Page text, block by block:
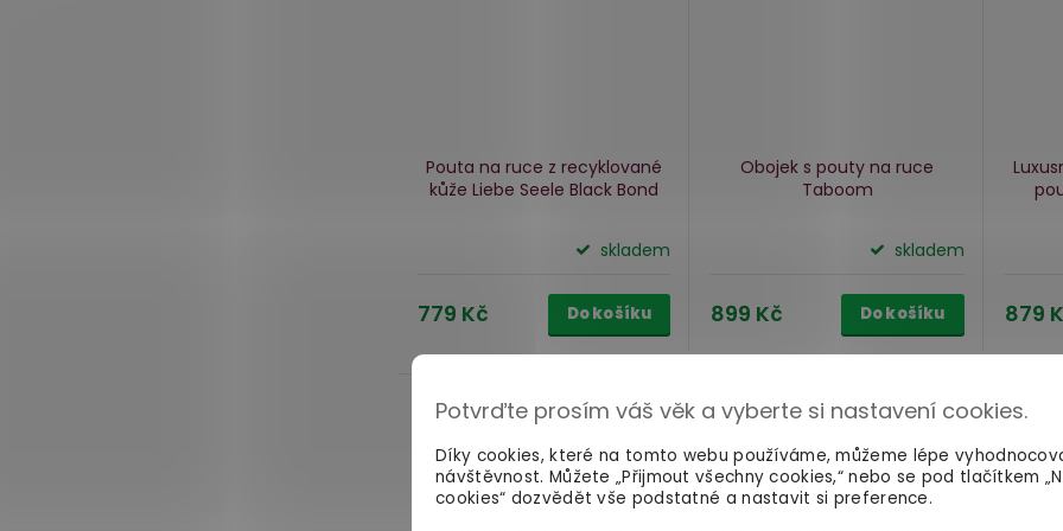
Potvrďte prosím váš věk a vyberte si nastavení cookies.
Díky cookies, které na tomto webu používáme, můžeme lépe
návštěvnost. Můžete „Přijmout všechny cookies,“ nebo se pod tlačítkem
cookies“ dozvědět vše podstatné a nastavit si preference.
Pouta na ruce z recyklované
kůže Liebe Seele Black Bond
skladem
779 Kč Do košíku
Obojek s pouty na ruce
Taboom
skladem
899 Kč Do košíku 879